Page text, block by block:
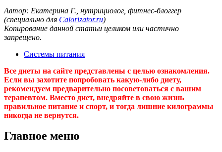
Автор: Екатерина Г., нутрициолог, фитнес-блоггер
(специально для Calorizator.ru)
Копирование данной статьи целиком или частично
запрещено.
Системы питания
Все диеты на сайте представлены с целью ознакомления.
Если вы захотите попробовать какую-либо диету,
рекомендуем предварительно посоветоваться с вашим
терапевтом. Вместо диет, внедряйте в свою жизнь
правильное питание и спорт, и тогда лишние килограммы
никогда не вернутся.
Главное меню